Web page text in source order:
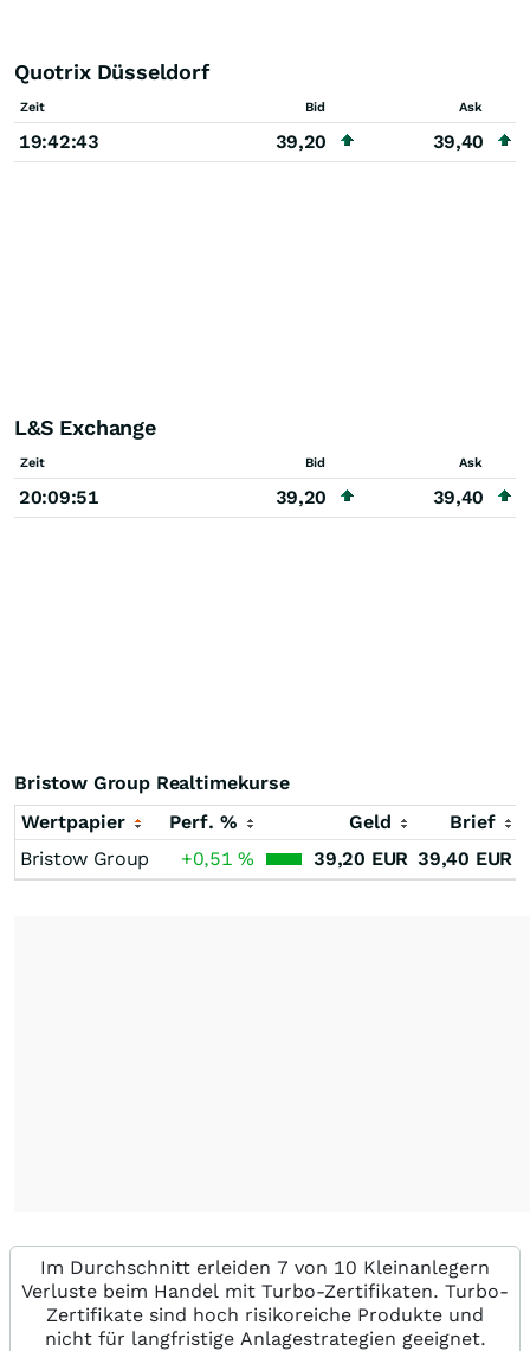
Quotrix Düsseldorf
Zeit Bid Ask
19:42:43 39,20 39,40
L&S Exchange
Zeit Bid Ask
20:09:51 39,20 39,40
Bristow Group Realtimekurse
Wertpapier
Perf. % Geld
Brief
Bristow Group
+0,51% 39,20 EUR 39,40 EUR
Im Durchschnitt erleiden 7 von 10 Kleinanlegern
Verluste beim Handel mit Turbo-Zertifikaten. Turbo-
Zertifikate sind hoch risikoreiche Produkte und
nicht für langfristige Anlagestrategien geeignet.